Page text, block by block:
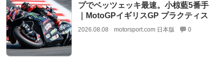
プでベッツェッキ最速。小椋藍5番手
｜MotoGPイギリスGP プラクティス
2026.08.08 motorsport.com 日本版 0